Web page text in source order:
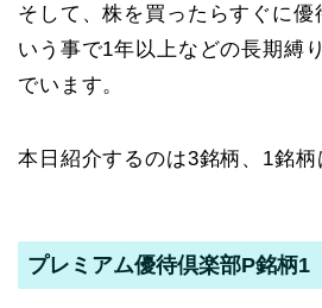
そして、株を買ったらすぐに優
いう事で1年以上などの長期縛
でいます。
本日紹介するのは3銘柄、1銘柄
プレミアム優待倶楽部P銘柄1